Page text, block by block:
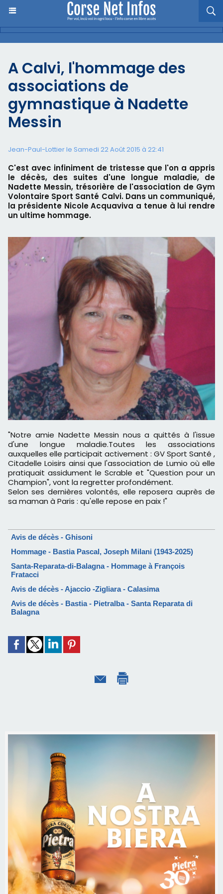
A Calvi, l'hommage des
associations de
gymnastique à Nadette
Messin
Jean-Paul-Lottier le Samedi 22 Août 2015 à 22:41
C'est avec infiniment de tristesse que l'on a appris
le décès, des suites d'une longue maladie, de
Nadette Messin, trésorière de l'association de Gym
Volontaire Sport Santé Calvi. Dans un communiqué,
la présidente Nicole Acquaviva a tenue à lui rendre
un ultime hommage.
"Notre amie Nadette Messin nous a quittés à l'issue
d'une longue maladie.Toutes les associations
auxquelles elle participait activement : GV Sport Santé ,
Citadelle Loisirs ainsi que l'association de Lumio où elle
pratiquait assidument le Scrable et "Question pour un
Champion", vont la regretter profondément.
Selon ses dernières volontés, elle reposera auprès de
sa maman à Paris : qu'elle repose en paix !"
Avis de décès - Ghisoni
Hommage - Bastia Pascal, Joseph Milani (1943-2025)
Santa-Reparata-di-Balagna - Hommage à François
Fratacci
Avis de décès - Ajaccio -Zigliara - Calasima
Avis de décès - Bastia - Pietralba - Santa Reparata di
Balagna